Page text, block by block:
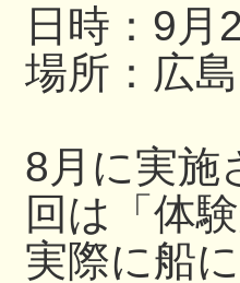
日時：9
場所：広
8月に実施
回は「体
実際に船